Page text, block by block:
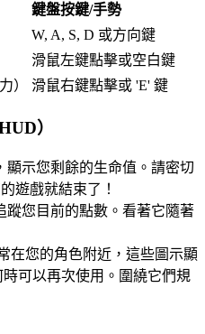
鍵盤按鍵/手勢
W, A, S, D 或方向鍵
滑鼠左鍵點擊或空白鍵
）
滑鼠右鍵點擊或 'E' 鍵
）
顯示您剩餘的生命值。請密切
遊戲就結束了！
蹤您目前的點數。看著它隨著
在您的角色附近，這些圖示顯
可以再次使用。圍繞它們規